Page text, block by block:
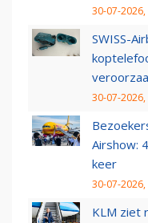
30-07-2026,
SWISS-
30-07-2026,
Airshow:
keer
30-07-2026,
KLM ziet